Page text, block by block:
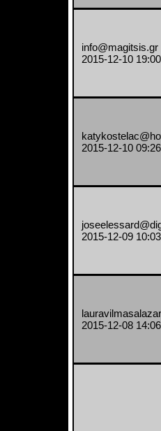
info@magitsis.gr
2015-12-10
2015-12-10
2015-12-09
2015-12-08